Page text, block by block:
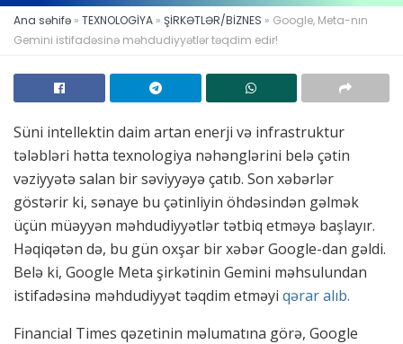
Ana səhifə » TEXNOLOGİYA » ŞİRKƏTLƏR/BİZNES » Google, Meta-nın
Gemini istifadəsinə məhdudiyyətlər təqdim edir!
Süni intellektin daim artan enerji və infrastruktur
tələbləri hətta texnologiya nəhənglərini belə çətin
vəziyyətə salan bir səviyyəyə çatıb. Son xəbərlər
göstərir ki, sənaye bu çətinliyin öhdəsindən gəlmək
üçün müəyyən məhdudiyyətlər tətbiq etməyə başlayır.
Həqiqətən də, bu gün oxşar bir xəbər Google-dan gəldi.
Belə ki, Google Meta şirkətinin Gemini məhsulundan
istifadəsinə məhdudiyyət təqdim etməyi qərar alıb.
Financial Times qəzetinin məlumatına görə, Google